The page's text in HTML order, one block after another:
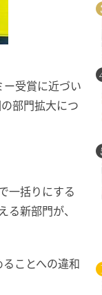
ー受賞に近づい
部門拡大につ
一括りにする
新部門が、
ことへの違和